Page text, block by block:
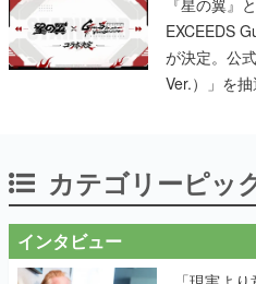
施中
カテゴリーピッ
「現実より
──『EVE
く本気だっ